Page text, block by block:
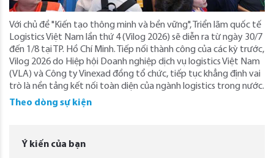
Với chủ đề "Kiến tạo thông minh và bền vững", Triển lãm quốc tế
Logistics Việt Nam lần thứ 4 (Vilog 2026) sẽ diễn ra từ ngày 30/7
đến 1/8 tại TP. Hồ Chí Minh. Tiếp nối thành công của các kỳ trước,
Vilog 2026 do Hiệp hội Doanh nghiệp dịch vụ logistics Việt Nam
(VLA) và Công ty Vinexad đồng tổ chức, tiếp tục khẳng định vai
trò là nền tảng kết nối toàn diện của ngành logistics trong nước.
Theo dòng sự kiện
Ý kiến của bạn